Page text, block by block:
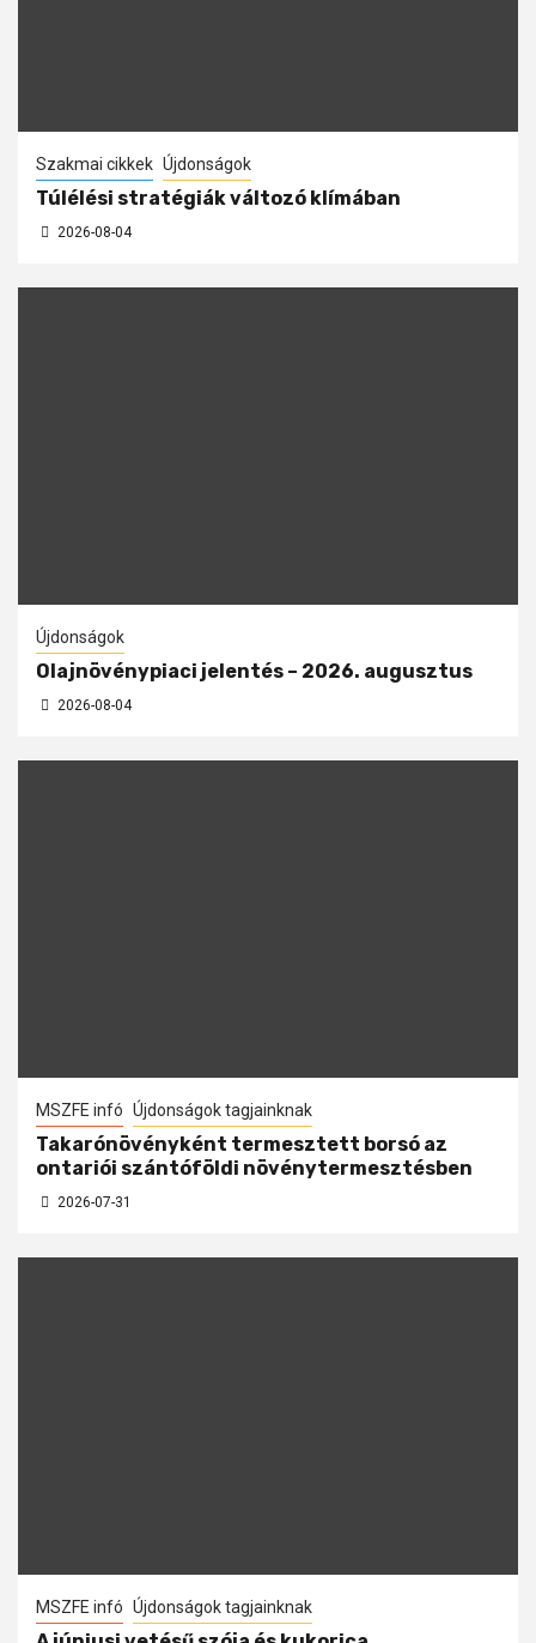
Szakmai cikkek Újdonságok
Túlélési stratégiák változó klímában
2026-08-04
Újdonságok
Olajnövénypiaci jelentés – 2026. augusztus
2026-08-04
MSZFE infó Újdonságok tagjainknak
Takarónövényként termesztett borsó az
ontariói szántóföldi növénytermesztésben
2026-07-31
MSZFE infó Újdonságok tagjainknak